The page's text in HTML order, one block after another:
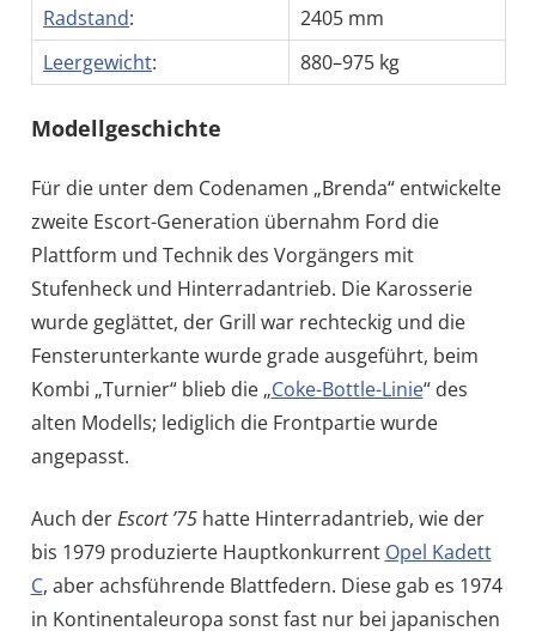
Radstand:
2405 mm
Leergewicht: 880–975 kg
Modellgeschichte
Für die unter dem Codenamen „Brenda“ entwickelte
zweite Escort-Generation übernahm Ford die
Plattform und Technik des Vorgängers mit
Stufenheck und Hinterradantrieb. Die Karosserie
wurde geglättet, der Grill war rechteckig und die
Fensterunterkante wurde grade ausgeführt, beim
Kombi „Turnier“ blieb die „Coke-Bottle-Linie“ des
alten Modells; lediglich die Frontpartie wurde
angepasst.
Auch derEscort ’75hatte Hinterradantrieb, wie der
bis 1979 produzierte Hauptkonkurrent Opel Kadett
C, aber achsführende Blattfedern. Diese gab es 1974
in Kontinentaleuropa sonst fast nur bei japanischen